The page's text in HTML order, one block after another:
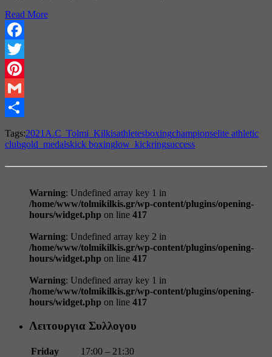
Read More
Facebook
Twitter
Pinterest
Gmail
Tags:2021 A.C_Tolmi_Kilkisathletesboxingchampionselite athletic
clubgold_medalskick boxinglow_kickringsuccess
Warning: Undefined array key 1 in
/home/www/tolmikilkis.gr/wp-content/plugins/opening-
hours/widget.php on line 417
Warning: Undefined array key 2 in
/home/www/tolmikilkis.gr/wp-content/plugins/opening-
hours/widget.php on line 417
Warning: Undefined array key 1 in
/home/www/tolmikilkis.gr/wp-content/plugins/opening-
hours/widget.php on line 417
Λειτουργια Συλλογου
Friday
17:00 – 21:30